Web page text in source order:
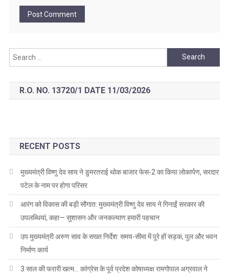
Search
for:
R.O. NO. 13720/1 DATE 11/03/2026
RECENT POSTS
मुख्यमंत्री विष्णु देव साय ने डुमरतराई थोक बाजार फेस-2 का किया लोकार्पण, सरदार
पटेल के नाम पर होगा परिसर
आरंग को विकास की बड़ी सौगात: मुख्यमंत्री विष्णु देव साय ने गिनाईं सरकार की
उपलब्धियां, कहा— सुशासन और जनकल्याण हमारी पहचान
उप मुख्यमंत्री अरुण साव के सख्त निर्देश: समय-सीमा में पूरे हों सड़क, पुल और भवन
निर्माण कार्य
3 साल की फरारी खत्म… कांग्रेस के पूर्व प्रदेश कोषाध्यक्ष रामगोपाल अग्रवाल ने